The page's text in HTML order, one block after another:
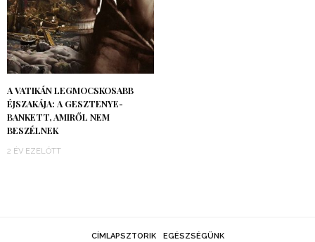
A VATIKÁN LEGMOCSKOSABB
ÉJSZAKÁJA: A GESZTENYE-
BANKETT, AMIRŐL NEM
BESZÉLNEK
2 ÉV EZELŐTT
CÍMLAPSZTORIK EGÉSZSÉGÜNK